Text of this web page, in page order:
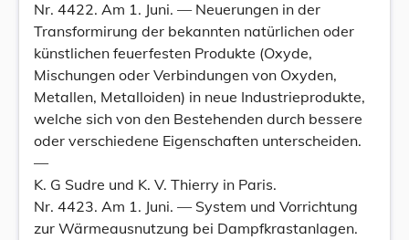
Nr. 4422. Am 1. Juni. — Neuerungen in der
Transformirung der bekannten natürlichen oder
künstlichen feuerfesten Produkte (Oxyde,
Mischungen oder Verbindungen von Oxyden,
Metallen, Metalloiden) in neue Industrieprodukte,
welche sich von den Bestehenden durch bessere
oder verschiedene Eigenschaften unterscheiden.
—
K. G Sudre und K. V. Thierry in Paris.
Nr. 4423. Am 1. Juni. — System und Vorrichtung
zur Wärmeausnutzung bei Dampfkrastanlagen.